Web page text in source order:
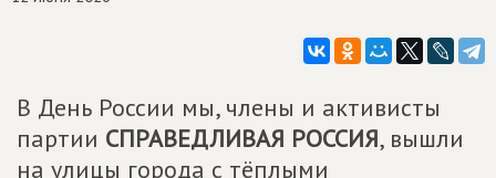
В День России мы, члены и активисты
партии СПРАВЕДЛИВАЯ РОССИЯ, вышли
на улицы города с тёплыми